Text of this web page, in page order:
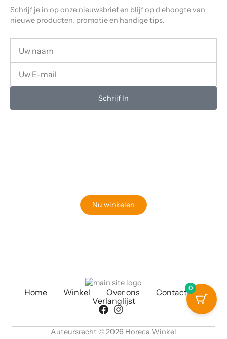
Schrijf je in op onze nieuwsbrief en blijf op d ehoogte van
nieuwe producten, promotie en handige tips.
Naam
email
Schrijf In
Nu winkelen
Home Winkel Over ons
Contact
Verlanglijst
Auteursrecht © 2026 Horeca Winkel
0